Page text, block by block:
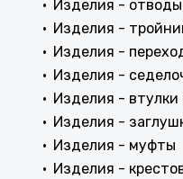
Изделия - отводы
Изделия -
Изделия -
Изделия -
Изделия - втулки
Изделия -
Изделия - муфты
Изделия -